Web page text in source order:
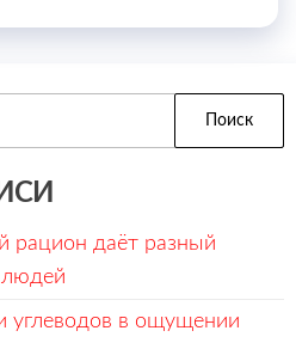
рацион даёт разный
людей
углеводов в ощущении